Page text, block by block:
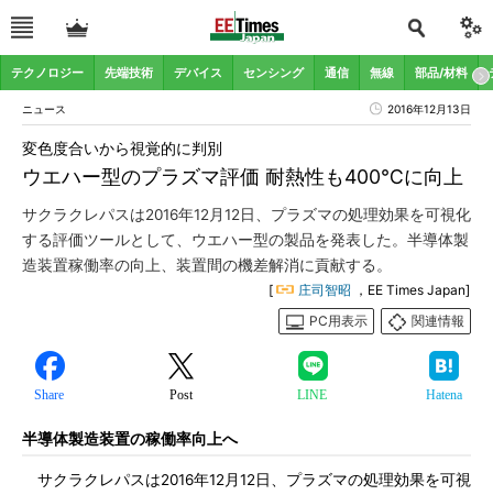
テクノロジー 先端技術 デバイス センシング 通信 無線 部品/材料
ニュース 2016年12月13日
ウエハー型のプラズマ評価 耐熱性も400℃に向上
変色度合いから視覚的に判別
サクラクレパスは2016年12月12日、プラズマの処理効果を可視化
する評価ツールとして、ウエハー型の製品を発表した。半導体製
造装置稼働率の向上、装置間の機差解消に貢献する。
[ 庄司智昭 ，EE Times Japan]
PC用表示
関連情報
Share Post LINE Hatena
半導体製造装置の稼働率向上へ
サクラクレパスは2016年12月12日、プラズマの処理効果を可視